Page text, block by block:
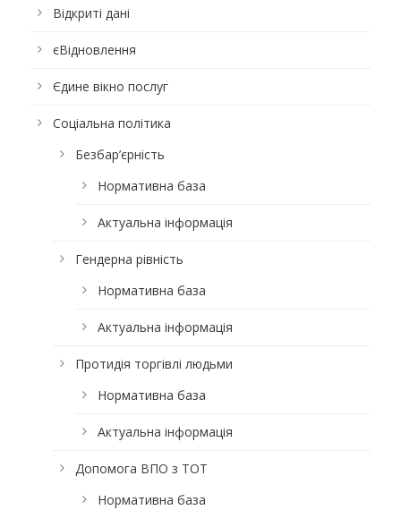
Відкриті дані
єВідновлення
Єдине вікно послуг
Соціальна політика
Безбар’єрність
Нормативна база
Актуальна інформація
Гендерна рівність
Нормативна база
Актуальна інформація
Протидія торгівлі людьми
Нормативна база
Актуальна інформація
Допомога ВПО з ТОТ
Нормативна база